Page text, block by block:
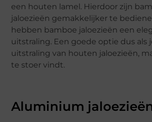
een houten lamel. Hierdoor zijn
jaloezieën gemakkelijker te
hebben bamboe jaloezieën een
uitstraling. Een goede optie dus als
uitstraling van houten jaloezieën,
te stoer vindt.
Aluminium